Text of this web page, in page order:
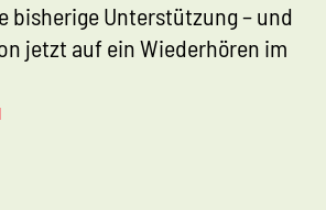
bisherige Unterstützung – und
jetzt auf ein Wiederhören im